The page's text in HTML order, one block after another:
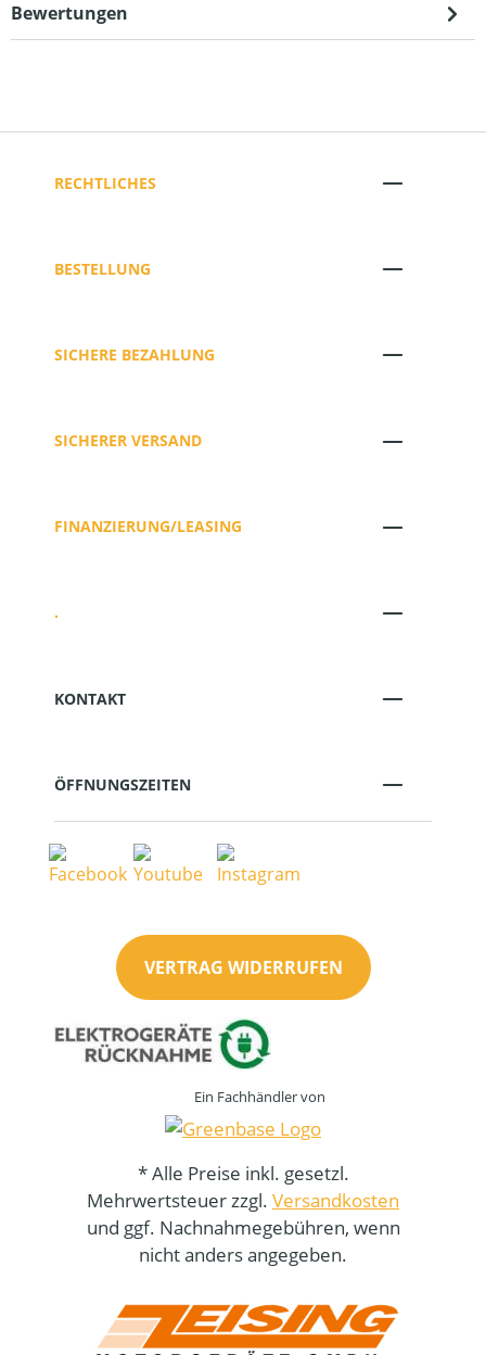
Bewertungen
RECHTLICHES
BESTELLUNG
SICHERE BEZAHLUNG
SICHERER VERSAND
FINANZIERUNG/LEASING
.
KONTAKT
ÖFFNUNGSZEITEN
VERTRAG WIDERRUFEN
Ein Fachhändler von
* Alle Preise inkl. gesetzl.
Mehrwertsteuer zzgl. Versandkosten
und ggf. Nachnahmegebühren, wenn
nicht anders angegeben.